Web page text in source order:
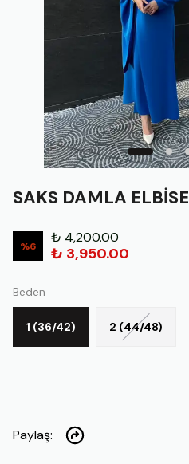
SAKS DAMLA ELBİSE
%6
₺ 4,200.00
₺ 3,950.00
Beden
1 (36/42) 2 (44/48)
Paylaş: